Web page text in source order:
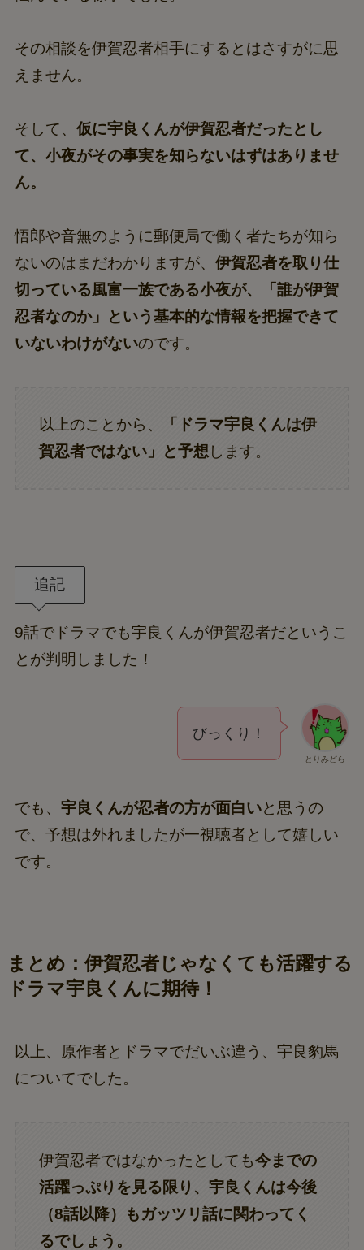
その相談を伊賀忍者相手にするとはさすがに思
えません。
そして、 仮に宇良くんが伊賀忍者だったとし
て、小夜がその事実を知らないはずはありませ
ん。
悟郎や音無のように郵便局で働く者たちが知ら
ないのはまだわかりますが、 伊賀忍者を取り仕
切っている風富一族である小夜が、「誰が伊賀
忍者なのか」という基本的な情報を把握できて
いないわけがないのです。
以上のことから、
「ドラマ宇良くんは伊
賀忍者ではない」と予想します。
追記
9話でドラマでも宇良くんが伊賀忍者だというこ
とが判明しました！
とりみどら
びっくり！
でも、 宇良くんが忍者の方が面白いと思うの
で、予想は外れましたが一視聴者として嬉しい
です。
まとめ：伊賀忍者じゃなくても活躍する
ドラマ宇良くんに期待！
以上、原作者とドラマでだいぶ違う、宇良豹馬
についてでした。
伊賀忍者ではなかったとしても今までの
活躍っぷりを見る限り、宇良くんは今後
（8話以降）もガッツリ話に関わってく
るでしょう。